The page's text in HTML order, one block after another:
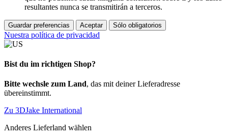
resultantes nunca se transmitirán a terceros.
Guardar preferencias Aceptar Sólo obligatorios
Nuestra política de privacidad
Bist du im richtigen Shop?
Bitte wechsle zum Land, das mit deiner Lieferadresse
übereinstimmt.
Zu 3DJake International
Anderes Lieferland wählen